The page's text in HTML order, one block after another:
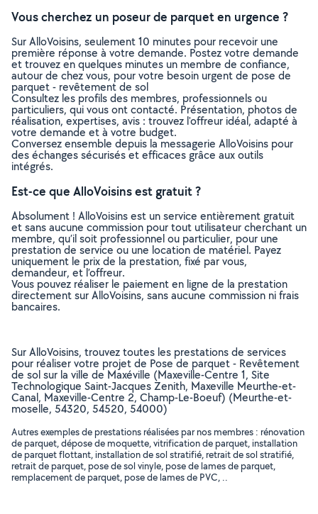
Vous cherchez un poseur de parquet en urgence ?
Sur AlloVoisins, seulement 10 minutes pour recevoir une
première réponse à votre demande. Postez votre demande
et trouvez en quelques minutes un membre de confiance,
autour de chez vous, pour votre besoin urgent de pose de
parquet - revêtement de sol
Consultez les profils des membres, professionnels ou
particuliers, qui vous ont contacté. Présentation, photos de
réalisation, expertises, avis : trouvez l'offreur idéal, adapté à
votre demande et à votre budget.
Conversez ensemble depuis la messagerie AlloVoisins pour
des échanges sécurisés et efficaces grâce aux outils
intégrés.
Est-ce que AlloVoisins est gratuit ?
Absolument ! AlloVoisins est un service entièrement gratuit
et sans aucune commission pour tout utilisateur cherchant un
membre, qu’il soit professionnel ou particulier, pour une
prestation de service ou une location de matériel. Payez
uniquement le prix de la prestation, fixé par vous,
demandeur, et l’offreur.
Vous pouvez réaliser le paiement en ligne de la prestation
directement sur AlloVoisins, sans aucune commission ni frais
bancaires.
Sur AlloVoisins, trouvez toutes les prestations de services
pour réaliser votre projet de Pose de parquet - Revêtement
de sol sur la ville de Maxéville (Maxeville-Centre 1, Site
Technologique Saint-Jacques Zenith, Maxeville Meurthe-et-
Canal, Maxeville-Centre 2, Champ-Le-Boeuf) (Meurthe-et-
moselle, 54320, 54520, 54000)
Autres exemples de prestations réalisées par nos membres : rénovation
de parquet, dépose de moquette, vitrification de parquet, installation
de parquet flottant, installation de sol stratifié, retrait de sol stratifié,
retrait de parquet, pose de sol vinyle, pose de lames de parquet,
remplacement de parquet, pose de lames de PVC, ..